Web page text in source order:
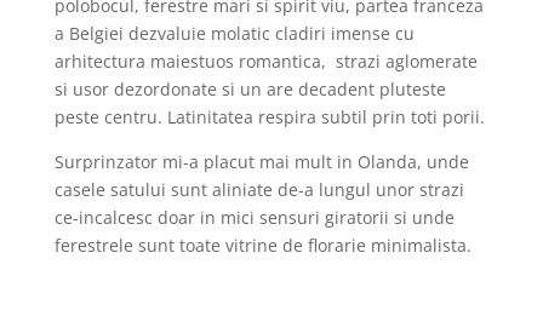
polobocul, ferestre mari si spirit viu, partea franceza
a Belgiei dezvaluie molatic cladiri imense cu
arhitectura maiestuos romantica, strazi aglomerate
si usor dezordonate si un are decadent pluteste
peste centru. Latinitatea respira subtil prin toti porii.
Surprinzator mi-a placut mai mult in Olanda, unde
casele satului sunt aliniate de-a lungul unor strazi
ce-incalcesc doar in mici sensuri giratorii si unde
ferestrele sunt toate vitrine de florarie minimalista.